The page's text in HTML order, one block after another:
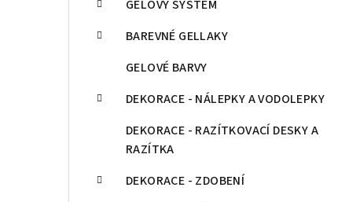
GELOVÝ SYSTÉM
BAREVNÉ GELLAKY
GELOVÉ BARVY
DEKORACE - NÁLEPKY A VODOLEPKY
DEKORACE - RAZÍTKOVACÍ DESKY A
RAZÍTKA
DEKORACE - ZDOBENÍ